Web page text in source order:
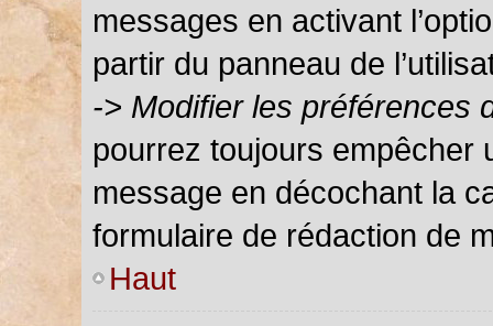
messages en activant
partir du panneau de
-> Modifier les préférences
pourrez toujours empêcher
message en décochant la
formulaire de rédaction de
Haut